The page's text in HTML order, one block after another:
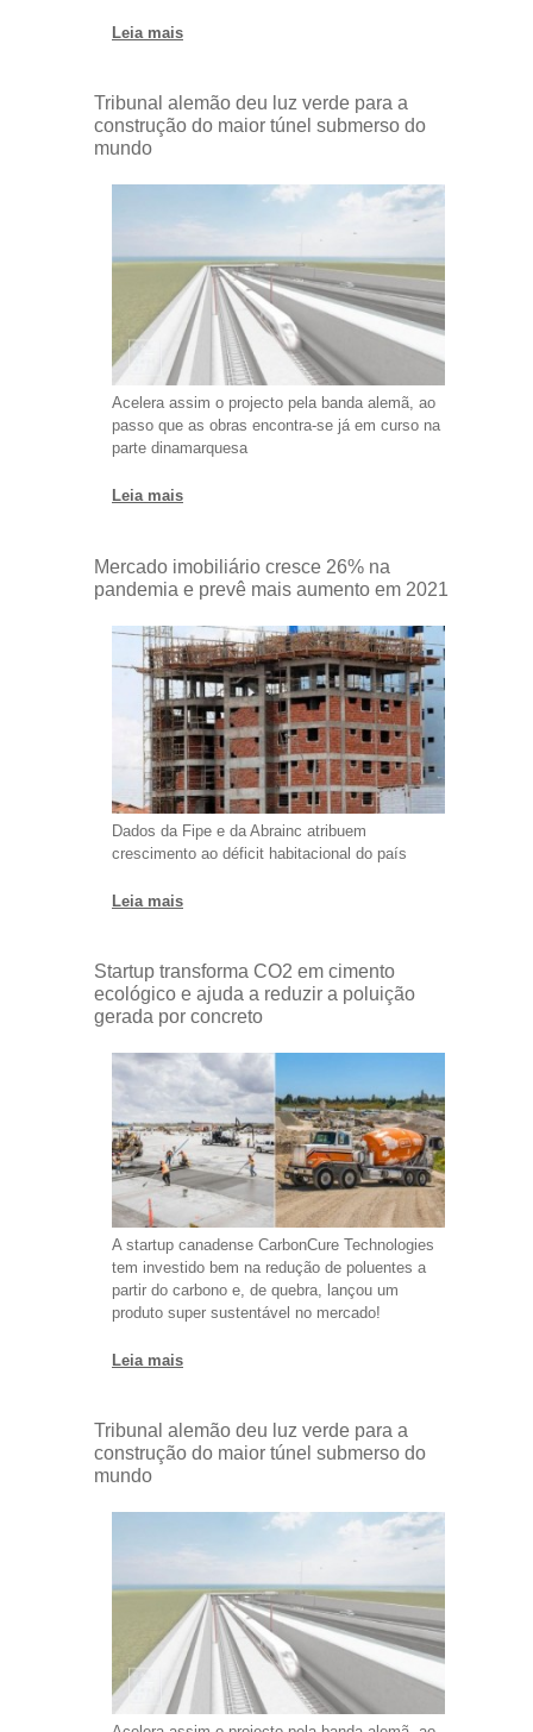
Leia mais
Tribunal alemão deu luz verde para a
construção do maior túnel submerso do
mundo
Acelera assim o projecto pela banda alemã, ao
passo que as obras encontra-se já em curso na
parte dinamarquesa
Leia mais
Mercado imobiliário cresce 26% na
pandemia e prevê mais aumento em 2021
Dados da Fipe e da Abrainc atribuem
crescimento ao déficit habitacional do país
Leia mais
Startup transforma CO2 em cimento
ecológico e ajuda a reduzir a poluição
gerada por concreto
A startup canadense CarbonCure Technologies
tem investido bem na redução de poluentes a
partir do carbono e, de quebra, lançou um
produto super sustentável no mercado!
Leia mais
Tribunal alemão deu luz verde para a
construção do maior túnel submerso do
mundo